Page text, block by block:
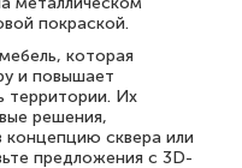
покраской.
которая
и повышает
территории. Их
решения,
концепцию сквера или
предложения с 3D-